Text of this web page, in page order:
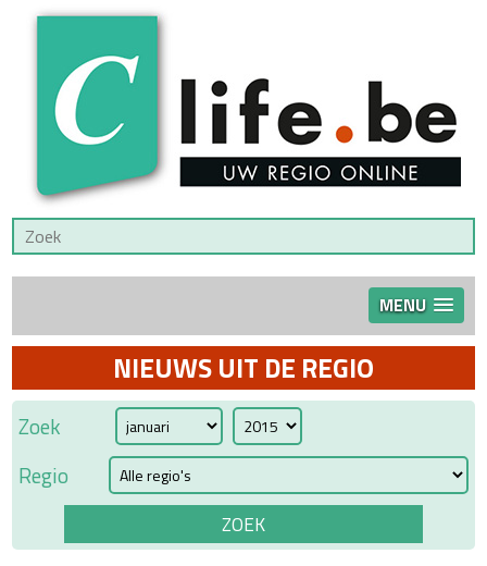
MENU
NIEUWS UIT DE REGIO
Zoek
Regio